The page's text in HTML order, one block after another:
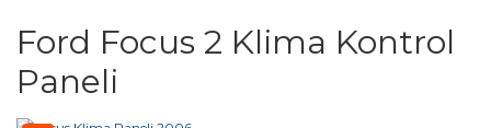
Ford Focus 2 Klima Kontrol
Paneli